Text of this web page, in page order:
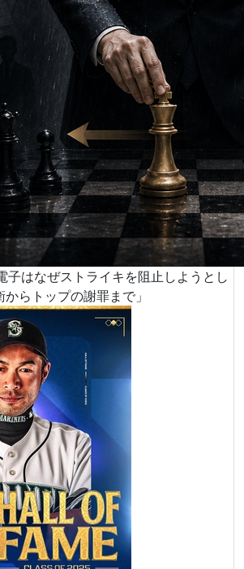
子はなぜストライキを阻止しようとし
らトップの謝罪まで」